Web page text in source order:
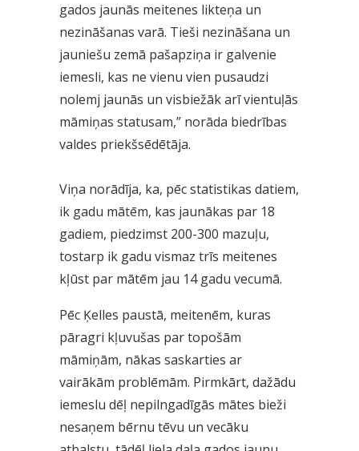
gados jaunās meitenes likteņa un
nezināšanas varā. Tieši nezināšana un
jauniešu zemā pašapziņa ir galvenie
iemesli, kas ne vienu vien pusaudzi
nolemj jaunās un visbiežāk arī vientuļās
māmiņas statusam,” norāda biedrības
valdes priekšsēdētāja.
Viņa norādīja, ka, pēc statistikas datiem,
ik gadu mātēm, kas jaunākas par 18
gadiem, piedzimst 200-300 mazuļu,
tostarp ik gadu vismaz trīs meitenes
kļūst par mātēm jau 14 gadu vecumā.
Pēc Ķelles paustā, meitenēm, kuras
pāragri kļuvušas par topošām
māmiņām, nākas saskarties ar
vairākām problēmām. Pirmkārt, dažādu
iemeslu dēļ nepilngadīgās mātes bieži
nesaņem bērnu tēvu un vecāku